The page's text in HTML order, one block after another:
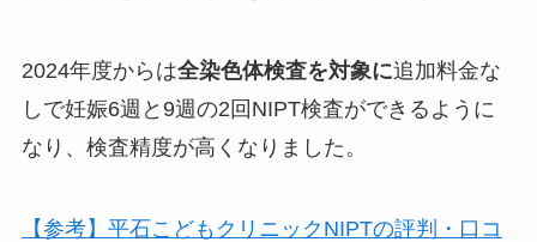
2024年度からは全染色体検査を対象に追加料金な
しで妊娠6週と9週の2回NIPT検査ができる ように
なり、検査精度が高くなりました。
【参考】平石こどもクリニックNIPTの評判・口コ